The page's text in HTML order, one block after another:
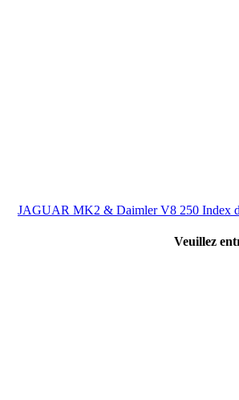
JAGUAR MK2 & Daimler V8 250 Index
Veuillez